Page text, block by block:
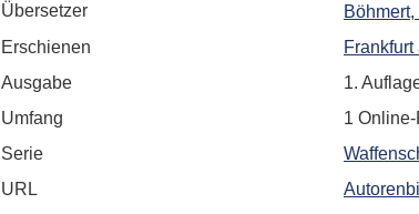
Übersetzer
Erschienen
Frankfurt
Ausgabe
1.
Umfang
1
Serie
URL